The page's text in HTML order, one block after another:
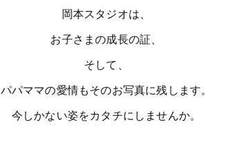
岡本スタジオは、
お子さまの成長の証、
そして、
パパママの愛情もそのお写真に残します。
今しかない姿をカタチにしませんか。